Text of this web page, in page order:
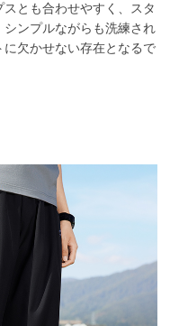
とも合わせやすく、スタ
ンプルながらも洗練され
欠かせない存在となるで